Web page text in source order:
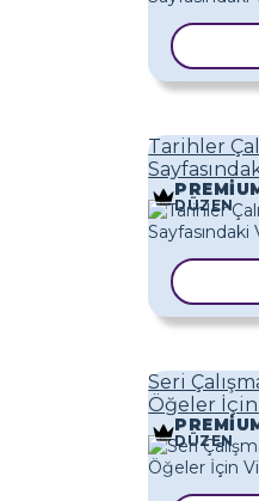
Tarihler
DÜZEN
Seri
Öğeler
DÜZEN